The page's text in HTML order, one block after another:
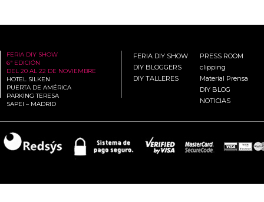
FERIA DIY SHOW
6ª EDICIÓN
DEL 20 AL 22 DE NOVIEMBRE
HOTEL SILKEN
PUERTA DE AMÉRICA
PARKING TERESA
SAPEI – MADRID
FERIA DIY SHOW
DIY BLOGGERS
DIY TALLERES
PRESS ROOM
clipping
Material Prensa
DIY BLOG
NOTICIAS